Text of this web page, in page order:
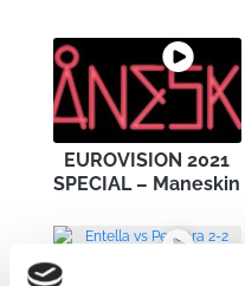
EUROVISION 2021
SPECIAL – Maneskin